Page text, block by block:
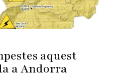
aquest
a Andorra